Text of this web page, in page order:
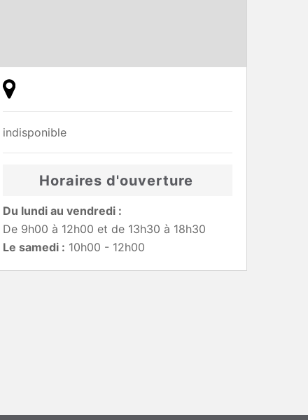
indisponible
Horaires d'ouverture
Du lundi au vendredi :
De 9h00 à 12h00 et de 13h30 à 18h30
Le samedi : 10h00 - 12h00